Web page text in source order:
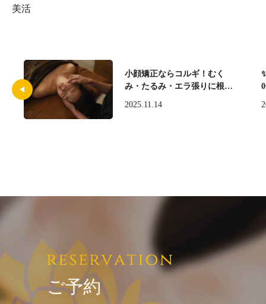
美活
小顔矯正ならコルギ！むく
み・たるみ・エラ張りに根本
2025.11.14
ご予約